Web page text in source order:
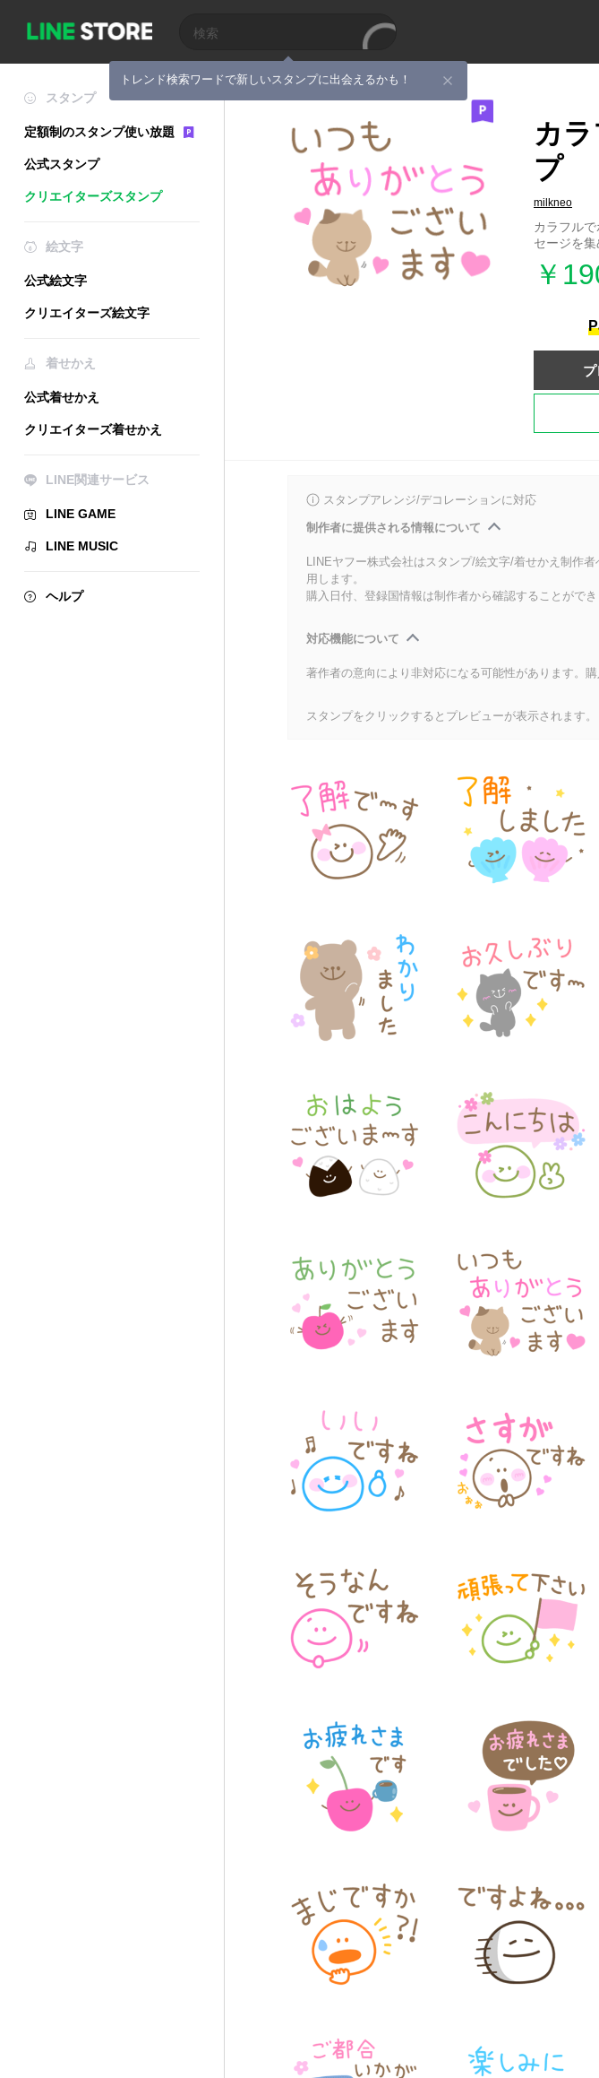
トレンド検索ワードで新しいスタンプに出会えるかも！
スタンプ
定額制のスタンプ使い放題
公式スタンプ
クリエイターズスタンプ
絵文字
公式絵文字
クリエイターズ絵文字
着せかえ
公式着せかえ
クリエイターズ着せかえ
LINE関連サービス
LINE GAME
LINE MUSIC
ヘルプ
カ
プ
milkneo
カラフル
セージを
￥
スタンプアレンジ/デコレーションに対応
制作者に提供される情報について
LINEヤフー株式会社はスタンプ/絵文字/着せかえ制作
用します。
購入日付、登録国情報は制作者から確認することがで
対応機能について
著作者の意向により非対応になる可能性があります。
スタンプをクリックするとプレビューが表示されます。